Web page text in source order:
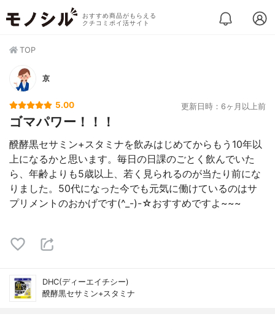
おすすめ商品がもらえる
クチコミポイ活サイト
TOP
京
5.00 更新日時：6ヶ月以上前
ゴマパワー！！！
醗酵黒セサミン+スタミナを飲みはじめてからもう10年以
上になるかと思います。毎日の日課のごとく飲んでいた
ら、年齢よりも5歳以上、若く見られるのが当たり前にな
りました。50代になった今でも元気に働けているのはサ
プリメントのおかげです(^_-)-☆おすすめですよ~~~
DHC(ディーエイチシー)
醗酵黒セサミン+スタミナ